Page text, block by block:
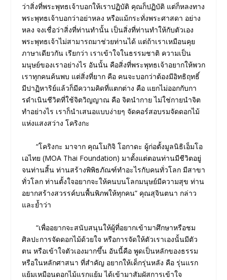
ว่าสิ่งที่พระพุทธเจ้าบอกให้เราปฏิบัติ คุณก็ปฏิบัติ แต่ก็หลงทาง
พระพุทธเจ้าบอกว่าอย่าหลง หรือแม้กระทั่งพระศาสดา อย่าง
หลง จงเชื่อว่าสิ่งที่ท่านทํานั้น เป็นสิ่งที่ท่านทําให้กับตัวเอง
พระพุทธเจ้าไม่สามารถมาช่วยท่านได้ แต่ถ้าเราเหมือนคุย
ภาษาเดียวกัน เรียกว่า เราเข้าใจในธรรมชาติ ความเป็น
มนุษย์ของเราอย่างไร อันนั้น คือสิ่งที่พระพุทธเจ้าอยากให้พวก
เราทุกคนค้นพบ แต่สิ่งที่ยาก คือ คนจะบอกว่าต้องมีอิทธิฤทธิ์
มีปาฏิหาริย์แล้วก็มีความคิดที่แตกต่าง คือ แยกไม่ออกกับกา
รดําเนินชีวิตที่ใช้จิตวิญญาณ คือ จิตนํากาย ไม่ใช่กายนําจิต
ทำอย่างไร เราก็นําเสนอแบบง่ายๆ จัดคอร์สอบรมจัดดอกไม้
แห่งแสงสว่าง โคริงกะ
“โคริงกะ มาจาก คุณโมกิจิ โอกาดะ ผู้ก่อตั้งมูลนิธิเอ็มโอ
เอไทย (MOA Thai Foundation) มาตั้งแต่ตอนท่านมีชีวิตอยู่
จนท่านสิ้น ท่านสร้างพิพิธภัณฑ์ทําอะไรกับคนทั่วโลก มีสาขา
ทั่วโลก ท่านตั้งใจอยากจะให้คนบนโลกมนุษย์มีความสุข ท่าน
อยากสร้างสวรรค์บนพื้นพิภพให้ทุกคน” คุณสุจินตนา กล่าว
และย้ำว่า
“เพื่ออยากจะสนับสนุนให้ผู้ที่อยากเข้ามาศึกษาหรือชม
ศิลปะการจัดดอกไม้ด้วยใจ หรือการจัดให้ตัวเราเองนั้นมีตัว
ตน หรือเข้าใจตัวเองมากขึ้น อันนี้คือ พูดเป็นหลักของธรรม
หรือในหลักศาสนา ที่สำคัญ อยากให้เด็กรุ่นหลัง คือ รุ่นแรก
แย้มเหมือนดอกไม้แรกแย้ม ได้เข้ามาสัมผัสการเข้าใจ